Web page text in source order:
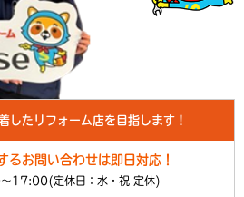
したリフォーム店を目指します！
るお問い合わせは即日対応！
17:00(定休日：水・祝 定休)